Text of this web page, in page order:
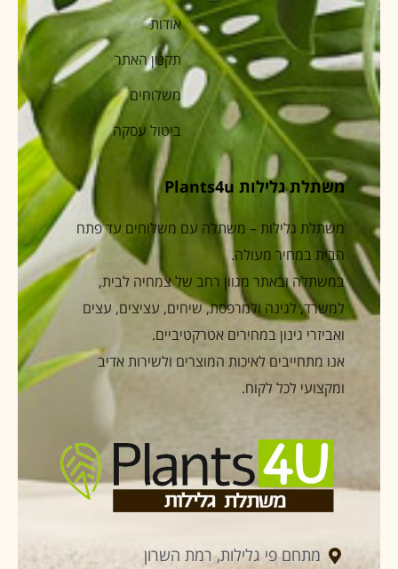
אודות
תקנון האתר
משלוחים
ביטול עסקה
משתלת גלילות Plants4u
משתלת גלילות – משתלה עם משלוחים עד פתח
הבית במחיר מעולה.
במשתלה ובאתר מגוון רחב של צמחיה לבית,
למשרד, לגינה ולמרפסת, שיחים, עציצים, עצים
ואביזרי גינון במחירים אטרקטיביים.
אנו מתחייבים לאיכות המוצרים ולשירות אדיב
ומקצועי לכל לקוח.
מתחם פי גלילות, רמת השרון